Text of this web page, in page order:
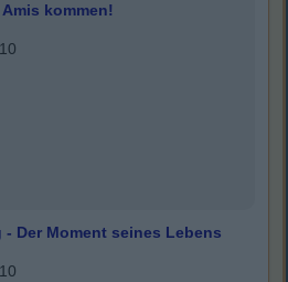
kommen!
- Der Moment seines Lebens